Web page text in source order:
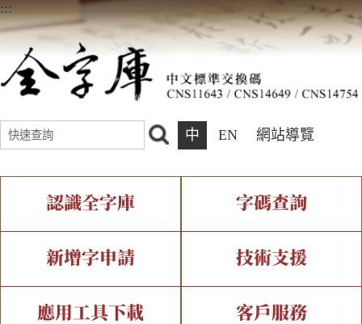
:::
中 EN 網站導覽
認識全字庫
全字庫介紹 全字庫現況
中文碼介紹 專有名詞介紹
字碼查詢
IDS查詢 部件查詢
複合查詢 注音查詢
新增字申請
新字申請處理流程
技術支援
字形即時顯示 造字解決方案
應用工具下載 客戶服務